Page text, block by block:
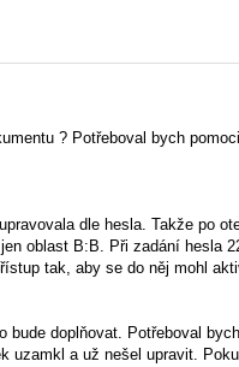
? Potřeboval bych
dle hesla. Takže po
oblast B:B. Při zadání hesla
tak, aby se do něj mohl
bude doplňovat. Potřeboval
uzamkl a už nešel upravit.